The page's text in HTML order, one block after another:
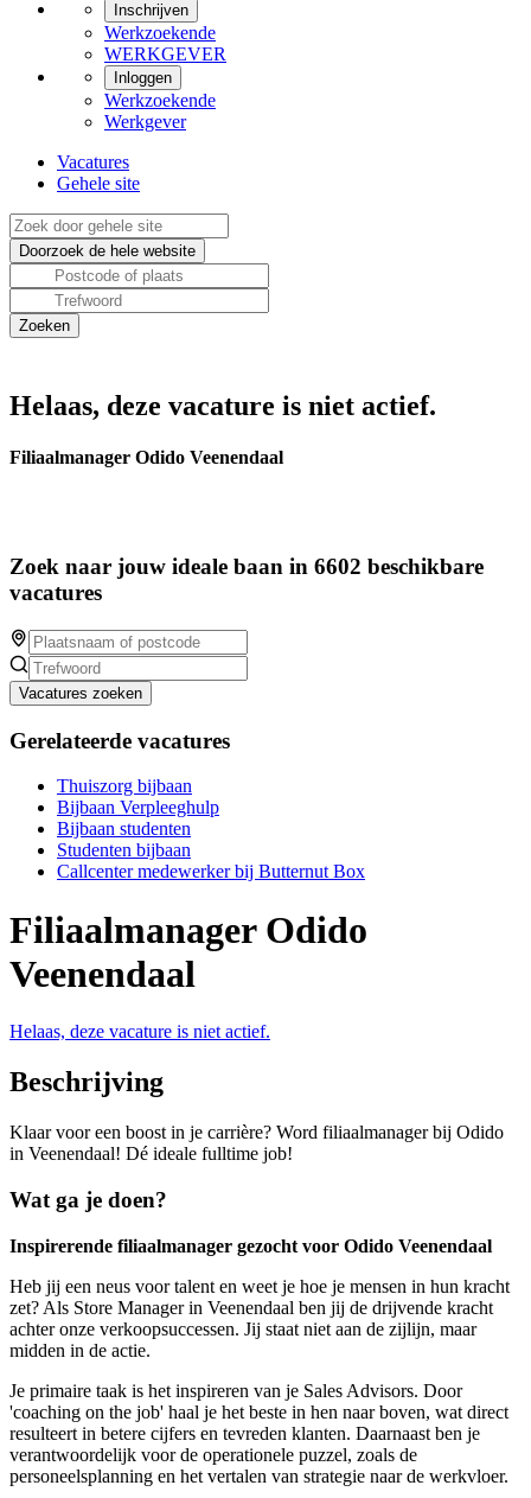
Inschrijven
Werkzoekende
WERKGEVER
Inloggen
Werkzoekende
Werkgever
Vacatures
Gehele site
Helaas, deze vacature is niet actief.
Filiaalmanager Odido Veenendaal
Zoek naar jouw ideale baan in 6602 beschikbare
vacatures
Vacatures zoeken
Gerelateerde vacatures
Thuiszorg bijbaan
Bijbaan Verpleeghulp
Bijbaan studenten
Studenten bijbaan
Callcenter medewerker bij Butternut Box
Filiaalmanager Odido
Veenendaal
Helaas, deze vacature is niet actief.
Beschrijving
Klaar voor een boost in je carrière? Word filiaalmanager bij Odido
in Veenendaal! Dé ideale fulltime job!
Wat ga je doen?
Inspirerende filiaalmanager gezocht voor Odido Veenendaal
Heb jij een neus voor talent en weet je hoe je mensen in hun kracht
zet? Als Store Manager in Veenendaal ben jij de drijvende kracht
achter onze verkoopsuccessen. Jij staat niet aan de zijlijn, maar
midden in de actie.
Je primaire taak is het inspireren van je Sales Advisors. Door
'coaching on the job' haal je het beste in hen naar boven, wat direct
resulteert in betere cijfers en tevreden klanten. Daarnaast ben je
verantwoordelijk voor de operationele puzzel, zoals de
personeelsplanning en het vertalen van strategie naar de werkvloer.